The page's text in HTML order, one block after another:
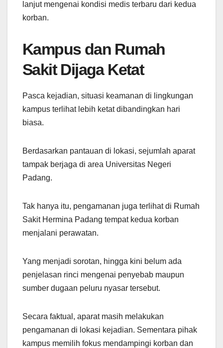
lanjut mengenai kondisi medis terbaru dari kedua
korban.
Kampus dan Rumah
Sakit Dijaga Ketat
Pasca kejadian, situasi keamanan di lingkungan
kampus terlihat lebih ketat dibandingkan hari
biasa.
Berdasarkan pantauan di lokasi, sejumlah aparat
tampak berjaga di area Universitas Negeri
Padang.
Tak hanya itu, pengamanan juga terlihat di Rumah
Sakit Hermina Padang tempat kedua korban
menjalani perawatan.
Yang menjadi sorotan, hingga kini belum ada
penjelasan rinci mengenai penyebab maupun
sumber dugaan peluru nyasar tersebut.
Secara faktual, aparat masih melakukan
pengamanan di lokasi kejadian. Sementara pihak
kampus memilih fokus mendampingi korban dan